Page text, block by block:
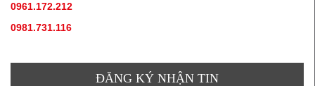
0961.172.212
0981.731.116
ĐĂNG KÝ NHẬN TIN